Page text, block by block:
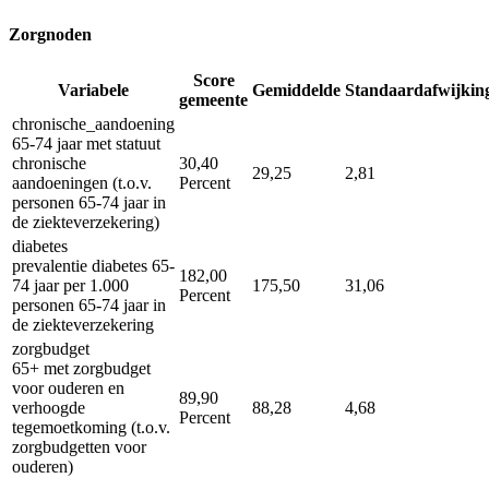
Zorgnoden
Variabele
Score
gemeente
Gemiddelde
chronische_aandoening
65-74 jaar met statuut
chronische
aandoeningen (t.o.v.
personen 65-74 jaar in
de ziekteverzekering)
30,40
Percent
29,25 2,81
diabetes
prevalentie diabetes 65-
74 jaar per 1.000
personen 65-74 jaar in
de ziekteverzekering
182,00
Percent
175,50 31,06
zorgbudget
65+ met zorgbudget
voor ouderen en
verhoogde
tegemoetkoming (t.o.v.
zorgbudgetten voor
ouderen)
89,90
Percent
88,28 4,68